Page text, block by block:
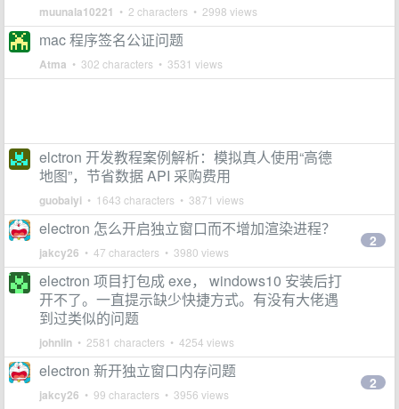
muunala10221 • 2 characters • 2998 views
mac 程序签名公证问题
Atma • 302 characters • 3531 views
elctron 开发教程案例解析：模拟真人使用“高德
地图”，节省数据 API 采购费用
guobaiyi • 1643 characters • 3871 views
electron 怎么开启独立窗口而不增加渲染进程？
jakcy26 • 47 characters • 3980 views
2
electron 项目打包成 exe， windows10 安装后打
开不了。一直提示缺少快捷方式。有没有大佬遇
到过类似的问题
johnlin • 2581 characters • 4254 views
electron 新开独立窗口内存问题
jakcy26 • 99 characters • 3956 views
2